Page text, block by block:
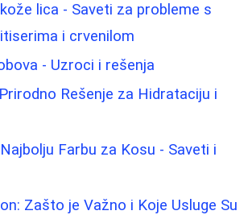
lica - Saveti za probleme s
i crvenilom
- Uzroci i rešenja
Rešenje za Hidrataciju i
Farbu za Kosu - Saveti i
Zašto je Važno i Koje Usluge Su